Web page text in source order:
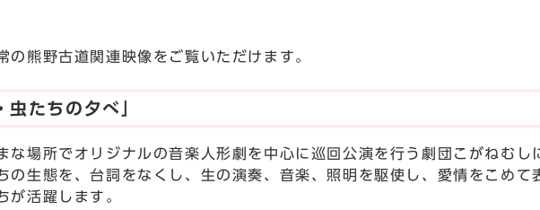
熊野古道関連映像をご覧いただけます。
たちの夕べ」
場所でオリジナルの音楽人形劇を中心に巡回公演を行う劇団こがねむし
生態を、台詞をなくし、生の演奏、音楽、照明を駆使し、愛情をこめて
活躍します。